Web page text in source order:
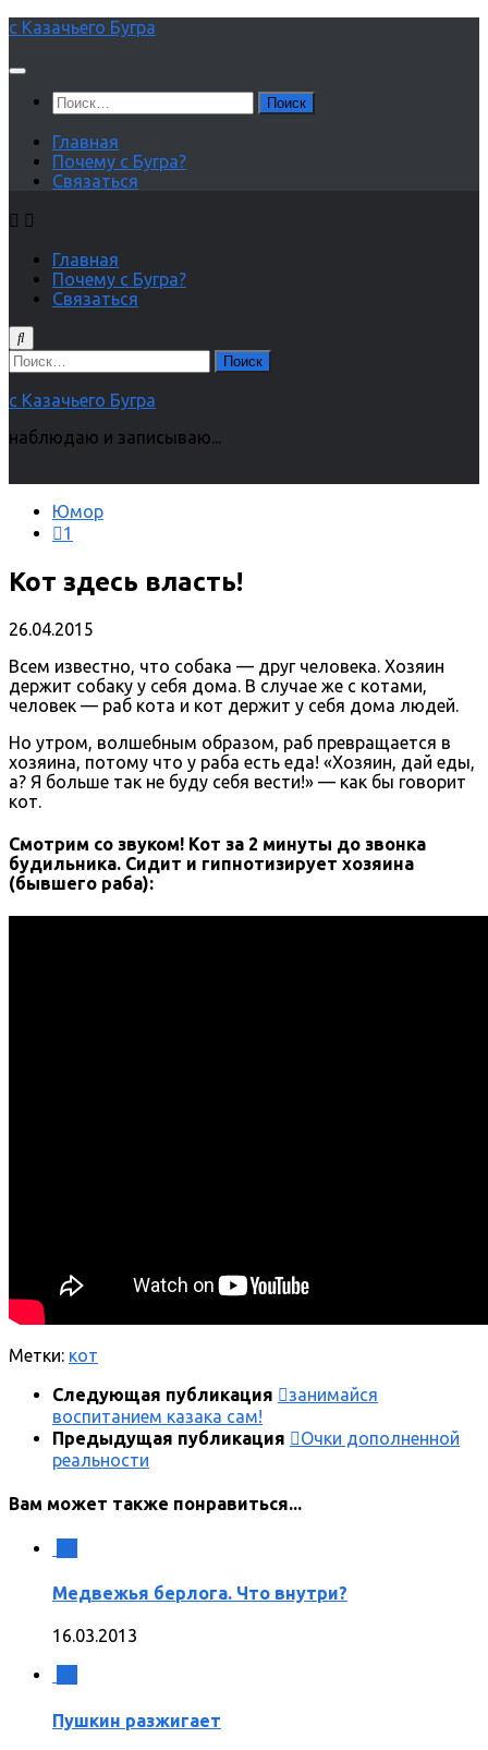
Перейти
содержимому
с Казачьего Бугра
Найти:
Главная
Почему с Бугра?
Связаться
Главная
Почему с Бугра?
Связаться
Найти:
с Казачьего Бугра
наблюдаю и записываю...
Юмор
1
Кот здесь власть!
26.04.2015
Всем известно, что собака — друг человека. Хозяин
держит собаку у себя дома. В случае же с котами,
человек — раб кота и кот держит у себя дома людей.
Но утром, волшебным образом, раб превращается в
хозяина, потому что у раба есть еда! «Хозяин, дай еды,
а? Я больше так не буду себя вести!» — как бы говорит
кот.
Смотрим со звуком! Кот за 2 минуты до звонка
будильника. Сидит и гипнотизирует хозяина
(бывшего раба):
Метки: кот
Следующая публикация
занимайся
воспитанием казака сам!
Предыдущая публикация
Очки дополненной
реальности
Вам может также понравиться...
Медвежья берлога. Что внутри?
16.03.2013
Пушкин разжигает